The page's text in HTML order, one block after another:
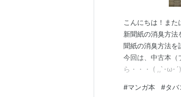
こんにちは！また
新聞紙の消臭方
聞紙の消臭方法を
今回は、中古本（
ら・・・ ( ,,`･ω･
コのヤニの臭いが
#マンガ本 #タ